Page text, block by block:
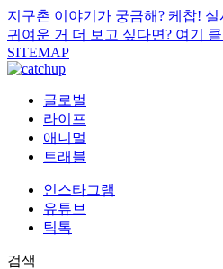
지구촌 이야기가 궁금해? 케찹!
귀여운 거 더 보고 싶다면? 여기
SITEMAP
글로벌
라이프
애니멀
트래블
인스타그램
유튜브
틱톡
검색